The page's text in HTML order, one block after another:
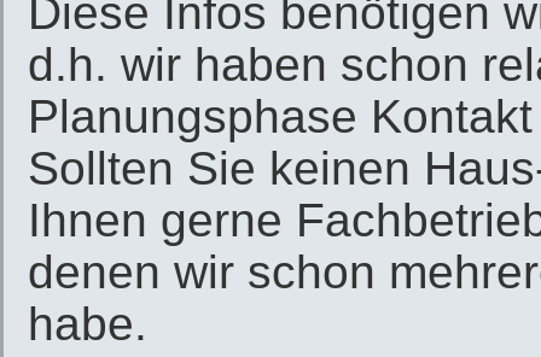
Diese Infos benötigen
d.h. wir haben schon
Planungsphase
Sollten Sie keinen
Ihnen gerne
denen wir schon
habe.